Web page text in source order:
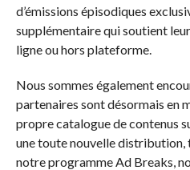
d’émissions épisodiques
supplémentaire qui soutient
ligne ou hors plateforme.
Nous sommes également
partenaires sont désormais en
propre catalogue de contenus
une toute nouvelle distribution,
notre programme Ad Breaks,